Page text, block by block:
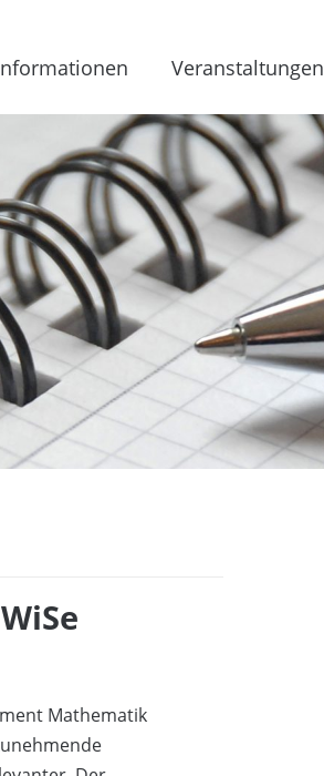
Veranstaltungen
Mathematik